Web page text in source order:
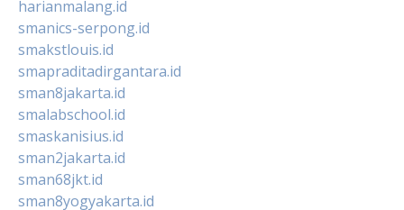
harianmalang.id
smanics-serpong.id
smakstlouis.id
smapraditadirgantara.id
sman8jakarta.id
smalabschool.id
smaskanisius.id
sman2jakarta.id
sman68jkt.id
sman8yogyakarta.id